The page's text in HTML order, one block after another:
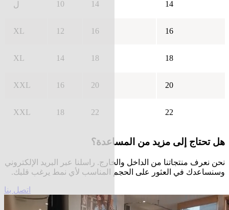
ل 10 14 14
XL 12 16 16
XL 14 18 18
XXL 16 20 20
XXL 18 22 22
هل تحتاج إلى مزيد من المساعدة؟
نحن نعرف منتجاتنا من الداخل والخارج. راسلنا عبر البريد الإلكتروني
وسنساعدك في العثور على الحجم المناسب لأي نمط يرغب قلبك.
اتصل بنا